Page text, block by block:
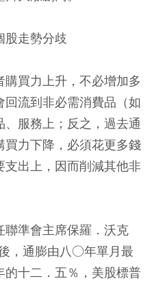
股走勢分歧
買力上升，不必增加多
流到非必需消費品（如
服務上；反之，過去通
力下降，必須花更多錢
出上，因而削減其他非
準會主席保羅．沃克
，通膨由八○年單月最
十二．五％，美股標普